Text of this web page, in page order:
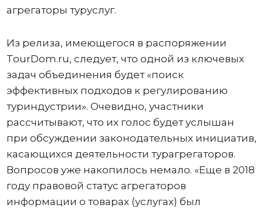
агрегаторы туруслуг.
Из релиза, имеющегося в распоряжении
TourDom.ru, следует, что одной из ключевых
задач объединения будет «поиск
эффективных подходов к регулированию
туриндустрии». Очевидно, участники
рассчитывают, что их голос будет услышан
при обсуждении законодательных инициатив,
касающихся деятельности турагрегаторов.
Вопросов уже накопилось немало. «Еще в 2018
году правовой статус агрегаторов
информации о товарах (услугах) был